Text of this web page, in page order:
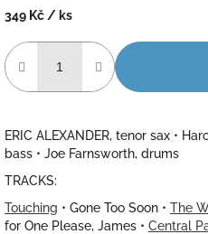
349 Kč / ks
cena:
ERIC ALEXANDER, tenor sax •
bass • Joe Farnsworth, drums
TRACKS:
Touching • Gone Too Soon • The
for One Please, James • Central